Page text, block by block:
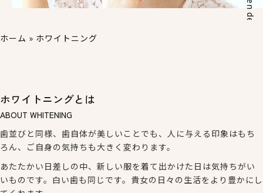
ホーム » ホワイトニング
ホワイトニングとは
ABOUT WHITENING
歯並びと同様、歯自体が美しいことでも、人に与える印象はもち
ろん、ご自身の気持ちも大きく変わります。
あたたかい日差しの中、新しい服を着て出かけた日は気持ちがい
いものです。白い歯も同じです。貴女の日々の生活をより豊かにし